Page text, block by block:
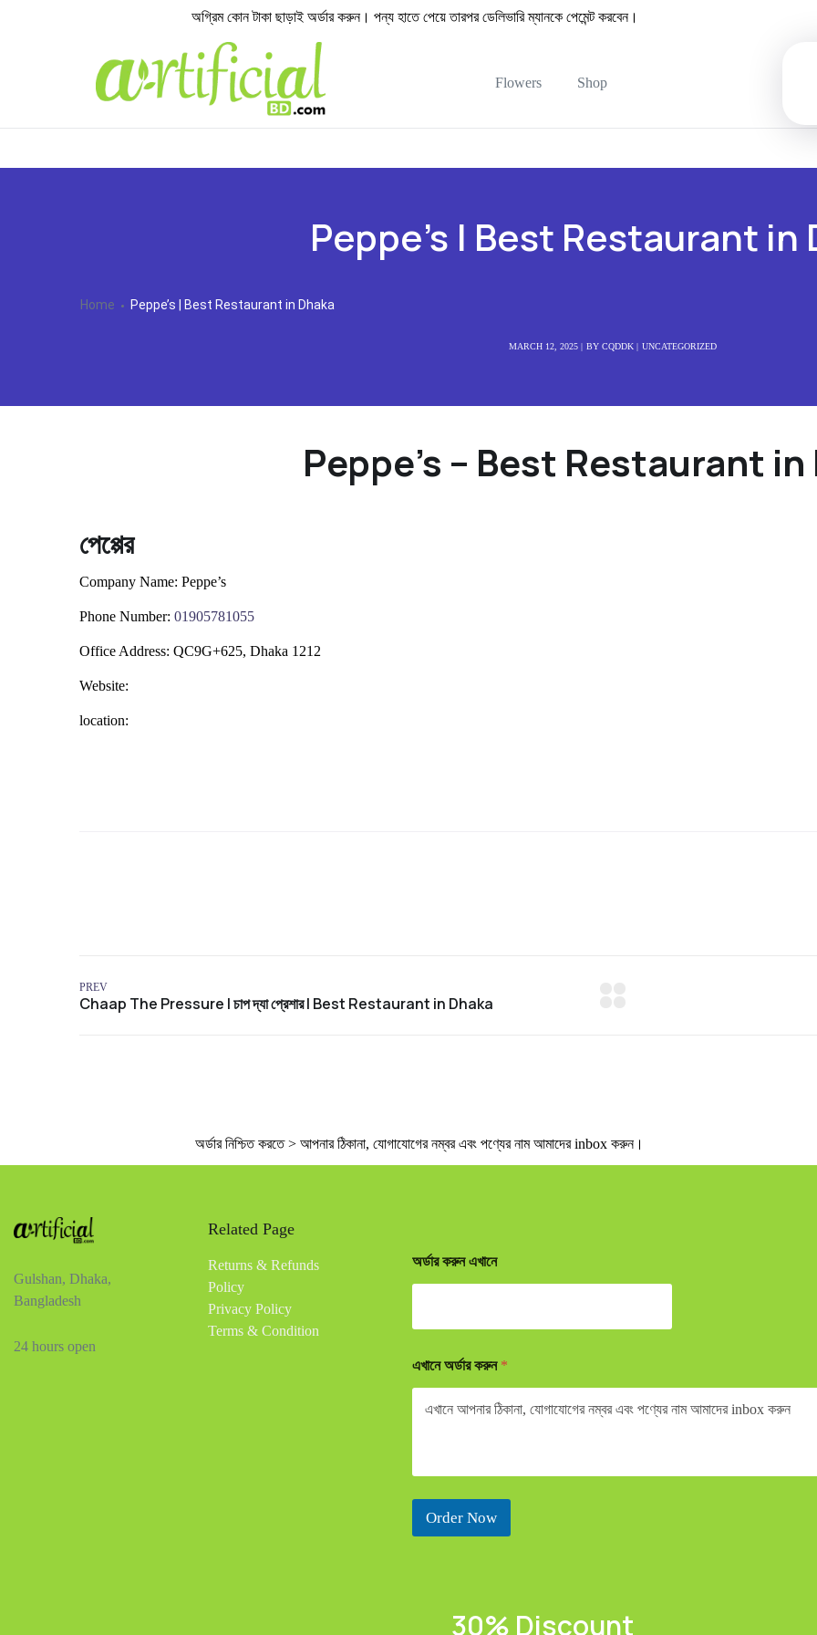
অগ্রিম কোন টাকা ছাড়াই অর্ডার করুন। পন্য হাতে পেয়ে তারপর ডেলিভারি ম্যানকে পেমেন্ট করবেন।
Flowers Shop
Peppe’s | Best Restaurant in
Home Peppe’s | Best Restaurant in Dhaka
MARCH 12, 2025 BY CQDDK UNCATEGORIZED
Peppe’s – Best Restaurant in
পেপ্পের
Company Name: Peppe’s
Phone Number: 01905781055
Office Address: QC9G+625, Dhaka 1212
Website:
location:
PREV
অর্ডার নিশ্চিত করতে > আপনার ঠিকানা, যোগাযোগের নম্বর এবং পণ্যের নাম আমাদের inbox করুন।
Gulshan, Dhaka,
Bangladesh
24 hours open
Related Page
Returns & Refunds
Policy
Privacy Policy
Terms & Condition
অর্ডার করুন এখানে
এখানে অর্ডার করুন *
Order Now
30% Discount